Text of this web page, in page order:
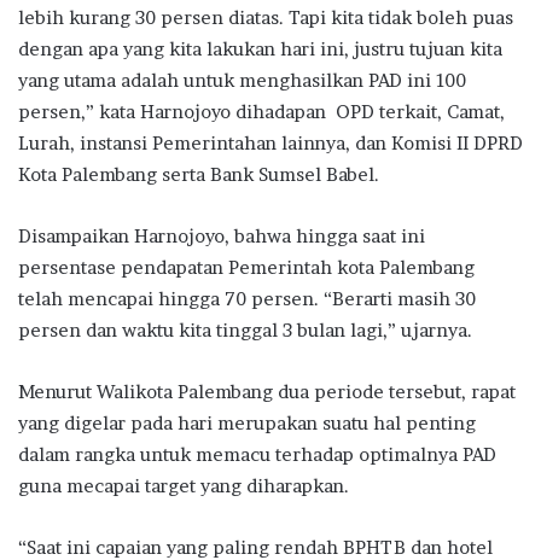
lebih kurang 30 persen diatas. Tapi kita tidak boleh puas
dengan apa yang kita lakukan hari ini, justru tujuan kita
yang utama adalah untuk menghasilkan PAD ini 100
persen,” kata Harnojoyo dihadapan OPD terkait, Camat,
Lurah, instansi Pemerintahan lainnya, dan Komisi II DPRD
Kota Palembang serta Bank Sumsel Babel.
Disampaikan Harnojoyo, bahwa hingga saat ini
persentase pendapatan Pemerintah kota Palembang
telah mencapai hingga 70 persen. “Berarti masih 30
persen dan waktu kita tinggal 3 bulan lagi,” ujarnya.
Menurut Walikota Palembang dua periode tersebut, rapat
yang digelar pada hari merupakan suatu hal penting
dalam rangka untuk memacu terhadap optimalnya PAD
guna mecapai target yang diharapkan.
“Saat ini capaian yang paling rendah BPHTB dan hotel